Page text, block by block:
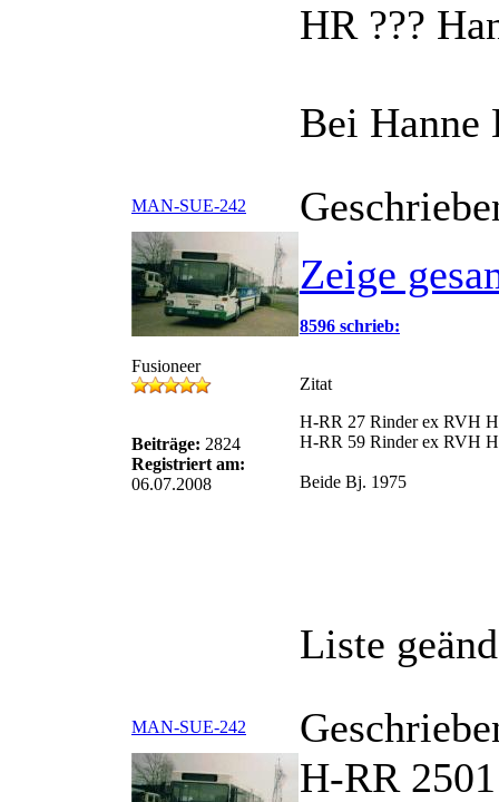
HR ???
Bei Hanne
MAN-SUE-242
Fusioneer
Beiträge: 2824
Registriert am:
06.07.2008
Zeige
8596 schrieb:
Zitat
H-RR 27 Rinder ex RVH
H-RR 59 Rinder ex RVH
Beide Bj. 1975
Liste
MAN-SUE-242
H-RR